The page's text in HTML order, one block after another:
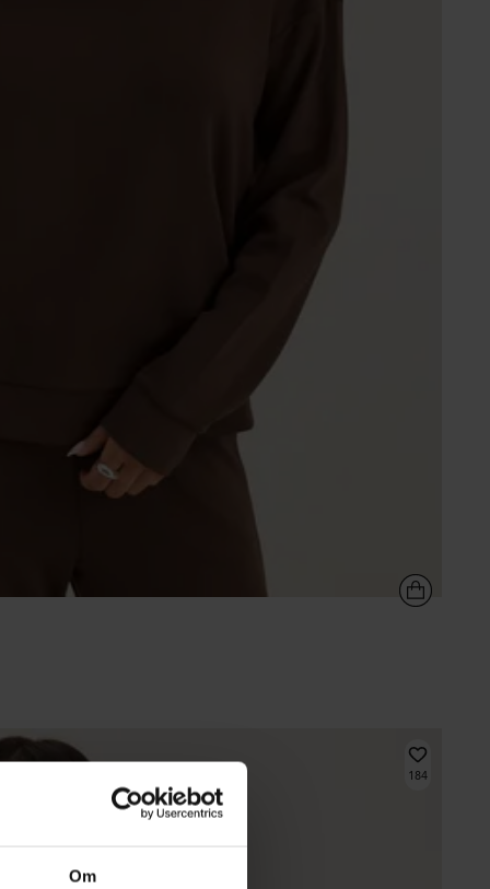
Om
184